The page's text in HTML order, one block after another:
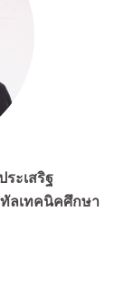
ะเสริฐ
ลเทคนิคศึกษา